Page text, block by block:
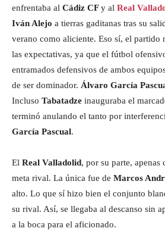
enfrentaba al Cádiz CFy al Real
Iván Alejo a tierras gaditanas tras su
verano como aliciente. Eso sí, el partido
las expectativas, ya que el fútbol
entramados defensivos de ambos
de ser dominador. Álvaro García
Incluso Tabatadze inauguraba el
terminó anulando el tanto por
García Pascual.
El Real Valladolid, por su parte, apenas
meta rival. La única fue de Marcos
alto. Lo que sí hizo bien el conjunto
su rival. Así, se llegaba al descanso sin
a la boca para el aficionado.